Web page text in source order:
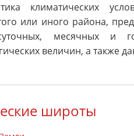
климатических
или иного района,
месячных и
величин, а также
широты